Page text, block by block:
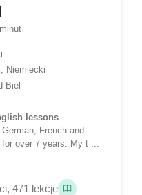
Niemiecki
Biel
lessons
French and
over 7 years. My t ...
471 lekcje